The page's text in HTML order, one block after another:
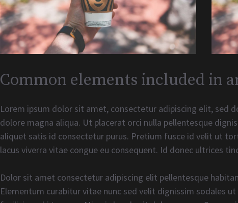
Common elements included in
Lorem ipsum dolor sit amet, consectetur adipiscing elit, sed
dolore magna aliqua. Ut placerat orci nulla pellentesque
aliquet satis id consectetur purus. Pretium fusce id velit ut
lacus viverra vitae congue eu consequent. Id donec ultrices
Dolor sit amet consectetur adipiscing elit pellentesque
Elementum curabitur vitae nunc sed velit dignissim sodales